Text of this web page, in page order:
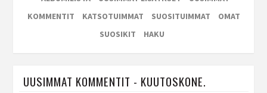
KOMMENTIT
KATSOTUIMMAT SUOSITUIMMAT
OMAT
SUOSIKIT
HAKU
UUSIMMAT KOMMENTIT - KUUTOSKONE.